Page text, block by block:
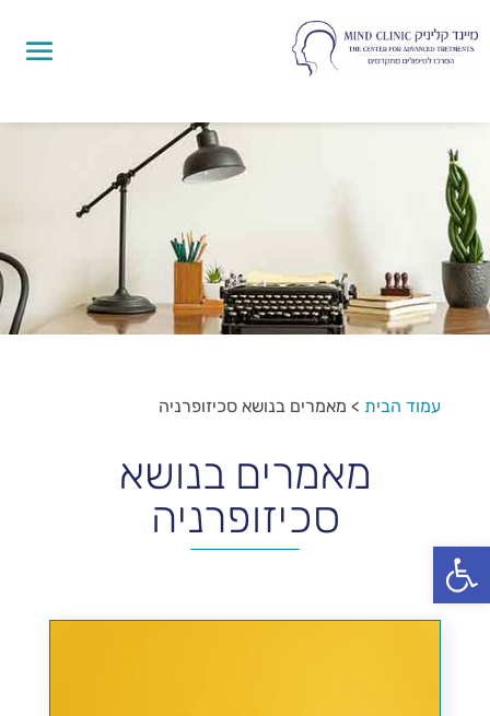
פתח סרגל נגישות
עמוד הבית > מאמרים בנושא סכיזופרניה
מאמרים בנושא
סכיזופרניה